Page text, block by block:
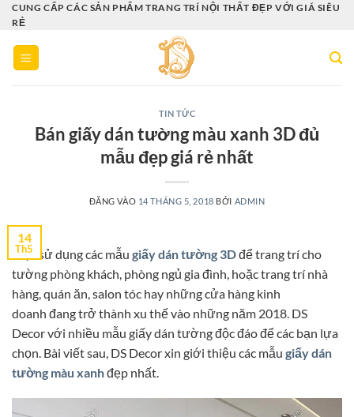
Bỏ
qua
nội
dung
CUNG CẤP CÁC SẢN PHẨM TRANG TRÍ NỘI THẤT ĐẸP VỚI GIÁ SIÊU
RẺ
TIN TỨC
Bán giấy dán tường màu xanh 3D đủ
mẫu đẹp giá rẻ nhất
ĐĂNG VÀO 14 THÁNG 5, 2018 BỞI ADMIN
14
Th5
Việc sử dụng các mẫu giấy dán tường 3Dđể trang trí cho
tường phòng khách, phòng ngủ gia đình, hoặc trang trí nhà
hàng, quán ăn, salon tóc hay những cửa hàng kinh
doanh đang trở thành xu thế vào những năm 2018. DS
Decor với nhiều mẫu giấy dán tường độc đáo để các bạn lựa
chọn. Bài viết sau, DS Decor xin giới thiệu các mẫu giấy dán
tường màu xanhđẹp nhất.